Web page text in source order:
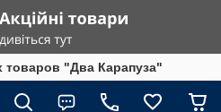
товаров "Два Карапуза"